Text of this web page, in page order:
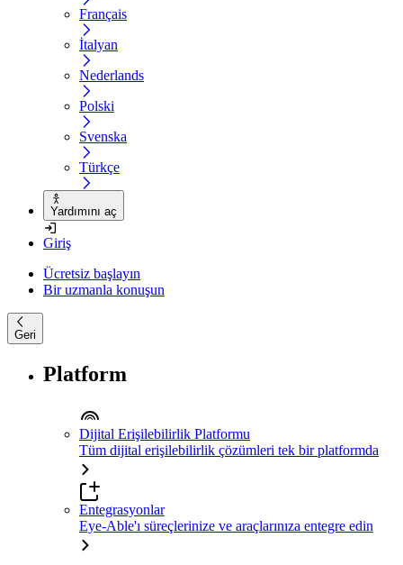
Français
İtalyan
Nederlands
Polski
Svenska
Türkçe
Yardımını aç
Giriş
Ücretsiz başlayın
Bir uzmanla konuşun
Geri
Platform
Dijital Erişilebilirlik Platformu
Tüm dijital erişilebilirlik çözümleri tek bir platformda
Entegrasyonlar
Eye-Able'ı süreçlerinize ve araçlarınıza entegre edin